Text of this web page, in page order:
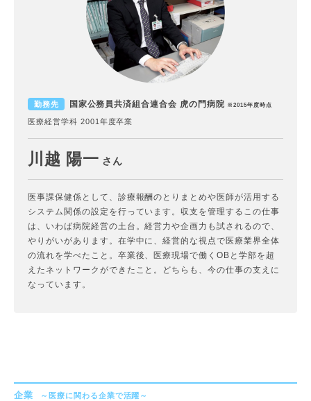
勤務先 国家公務員共済組合連合会 虎の門病院 ※2015年度時点
医療経営学科 2001年度卒業
川越 陽一 さん
医事課保健係として、診療報酬のとりまとめや医師が活用する
システム関係の設定を行っています。収支を管理するこの仕事
は、いわば病院経営の土台。経営力や企画力も試されるので、
やりがいがあります。在学中に、経営的な視点で医療業界全体
の流れを学べたこと。卒業後、医療現場で働くOBと学部を超
えたネットワークができたこと。どちらも、今の仕事の支えに
なっています。
企業 ～医療に関わる企業で活躍～